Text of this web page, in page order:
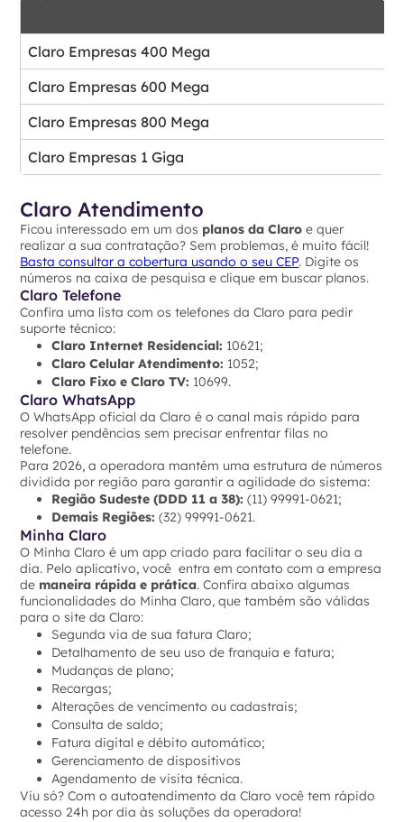
Claro Empresas 400 Mega
Claro Empresas 600 Mega
Claro Empresas 800 Mega
Claro Empresas 1 Giga
Claro Atendimento
Ficou interessado em um dos planos da Claroe quer
realizar a sua contratação? Sem problemas, é muito fácil!
Basta consultar a cobertura usando o seu CEP. Digite os
números na caixa de pesquisa e clique em buscar planos.
Claro Telefone
Confira uma lista com os telefones da Claro para pedir
suporte técnico:
Claro Internet Residencial: 10621;
Claro Celular Atendimento: 1052;
Claro Fixo e Claro TV: 10699.
Claro WhatsApp
O WhatsApp oficial da Claro é o canal mais rápido para
resolver pendências sem precisar enfrentar filas no
telefone.
Para 2026, a operadora mantém uma estrutura de números
dividida por região para garantir a agilidade do sistema:
Região Sudeste (DDD 11 a 38): (11) 99991-0621;
Demais Regiões:(32) 99991-0621.
Minha Claro
O Minha Claro é um app criado para facilitar o seu dia a
dia. Pelo aplicativo, você entra em contato com a empresa
de maneira rápida e prática. Confira abaixo algumas
funcionalidades do Minha Claro, que também são válidas
para o site da Claro:
Segunda via de sua fatura Claro;
Detalhamento de seu uso de franquia e fatura;
Mudanças de plano;
Recargas;
Alterações de vencimento ou cadastrais;
Consulta de saldo;
Fatura digital e débito automático;
Gerenciamento de dispositivos
Agendamento de visita técnica.
Viu só? Com o autoatendimento da Claro você tem rápido
acesso 24h por dia às soluções da operadora!